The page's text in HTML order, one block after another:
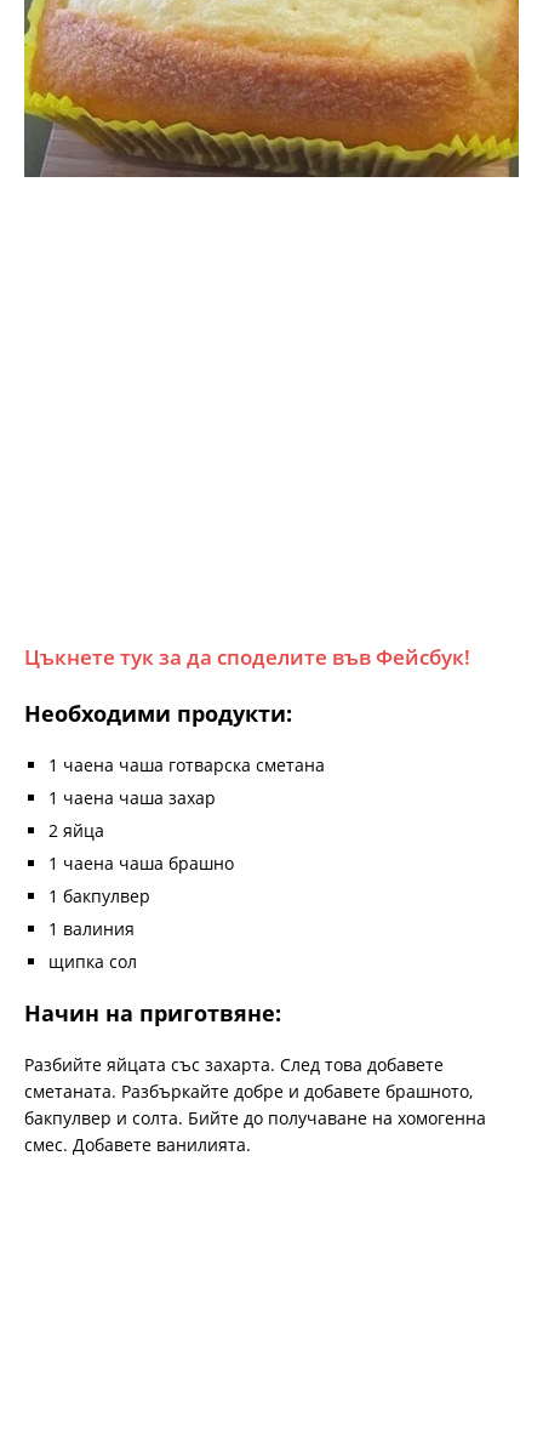
Цъкнете тук за да споделите във Фейсбук!
Необходими продукти:
1 чаена чаша готварска сметана
1 чаена чаша захар
2 яйца
1 чаена чаша брашно
1 бакпулвер
1 валиния
щипка сол
Начин на приготвяне:
Разбийте яйцата със захарта. След това добавете
сметаната. Разбъркайте добре и добавете брашното,
бакпулвер и солта. Бийте до получаване на хомогенна
смес. Добавете ванилията.